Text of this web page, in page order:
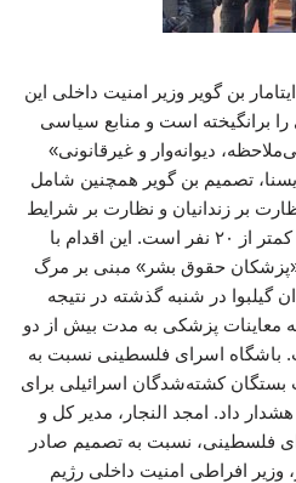
بن گویر وزیر امنیت داخلی این
برانگیخته است و منابع سیاسی
دیوانه‌وار و غیرقانونی»
تصمیم بن گویر همچنین شامل
بر زندانیان و نظارت بر شرایط
بازداشت آنها از ۱۰۰ نفر به کمتر از ۲۰ نفر است. این اقدام با
حقوق بشر» مبنی بر مرگ
گیلبوا در شنبه گذشته در نتیجه
معاینات پزشکی به مدت بیش از دو
اسرای فلسطینی نسبت به
بستگان کشته‌شدگان اسرائیلی برای
داد. امجد النجار، مدیر کل و
فلسطینی، نسبت به تصمیم صادر
وزیر افراطی امنیت داخلی رژیم